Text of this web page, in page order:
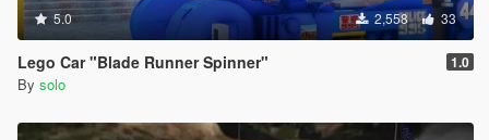
5.0 2,558 33
Lego Car "Blade Runner Spinner" 1.0
By solo